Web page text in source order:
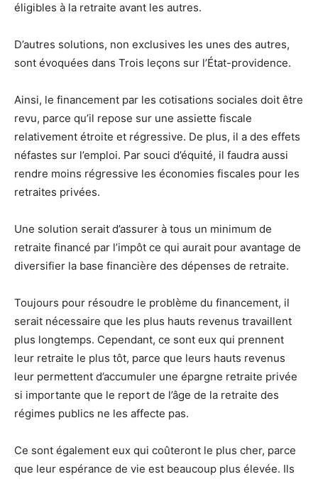
éligibles à la retraite avant les autres.
D’autres solutions, non exclusives les unes des autres,
sont évoquées dans Trois leçons sur l’État-providence.
Ainsi, le financement par les cotisations sociales doit être
revu, parce qu’il repose sur une assiette fiscale
relativement étroite et régressive. De plus, il a des effets
néfastes sur l’emploi. Par souci d’équité, il faudra aussi
rendre moins régressive les économies fiscales pour les
retraites privées.
Une solution serait d’assurer à tous un minimum de
retraite financé par l’impôt ce qui aurait pour avantage de
diversifier la base financière des dépenses de retraite.
Toujours pour résoudre le problème du financement, il
serait nécessaire que les plus hauts revenus travaillent
plus longtemps. Cependant, ce sont eux qui prennent
leur retraite le plus tôt, parce que leurs hauts revenus
leur permettent d’accumuler une épargne retraite privée
si importante que le report de l’âge de la retraite des
régimes publics ne les affecte pas.
Ce sont également eux qui coûteront le plus cher, parce
que leur espérance de vie est beaucoup plus élevée. Ils